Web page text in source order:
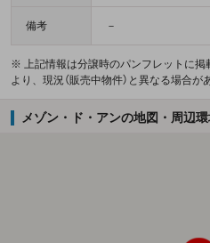
備考 －
※ 上記情報は分譲時のパンフレットに掲
より、現況（販売中物件）と異なる場合が
メゾン・ド・アンの地図・周辺